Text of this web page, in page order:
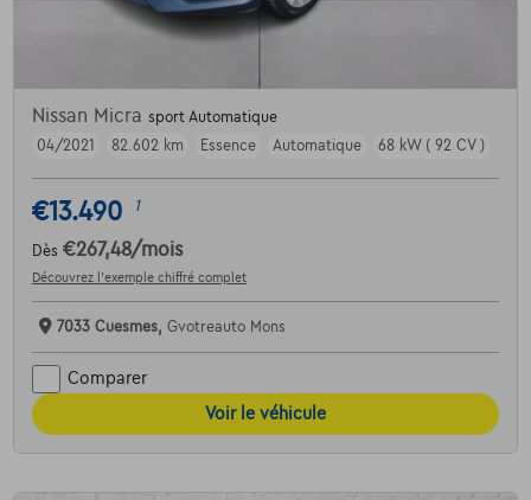
Nissan Micra sport Automatique
04/2021
82.602 km Essence Automatique 68 kW ( 92 CV )
€13.490 1
Dès €267,48/mois
Découvrez l’exemple chiffré complet
7033 Cuesmes, Gvotreauto Mons
Comparer
Voir le véhicule